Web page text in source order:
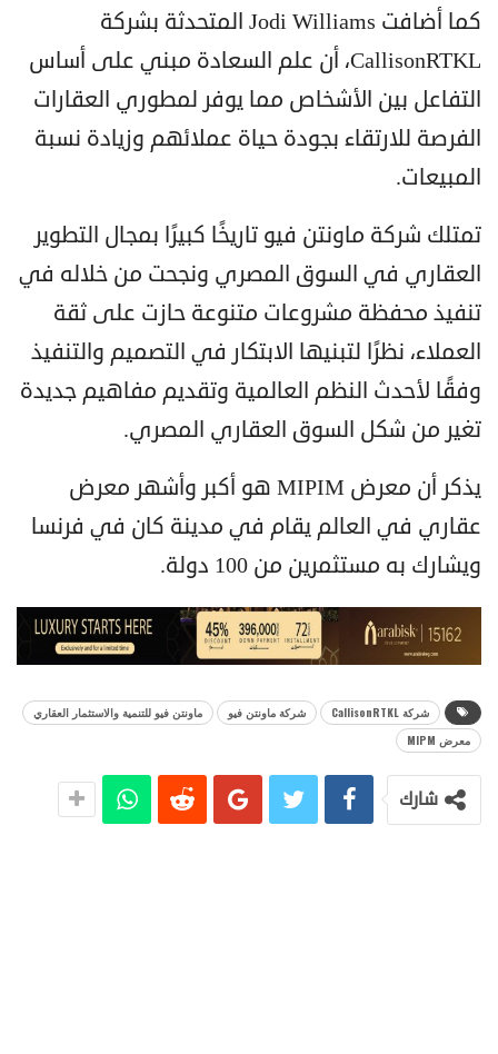
كما أضافت Jodi Williams المتحدثة بشركة
CallisonRTKL، أن علم السعادة مبني على أساس
التفاعل بين الأشخاص مما يوفر لمطوري العقارات
الفرصة للارتقاء بجودة حياة عملائهم وزيادة نسبة
المبيعات.
تمتلك شركة ماونتن فيو تاريخًا كبيرًا بمجال التطوير
العقاري في السوق المصري ونجحت من خلاله في
تنفيذ محفظة مشروعات متنوعة حازت على ثقة
العملاء، نظرًا لتبنيها الابتكار في التصميم والتنفيذ
وفقًا لأحدث النظم العالمية وتقديم مفاهيم جديدة
تغير من شكل السوق العقاري المصري.
يذكر أن معرض MIPIM هو أكبر وأشهر معرض
عقاري في العالم يقام في مدينة كان في فرنسا
ويشارك به مستثمرين من 100 دولة.
شركة CallisonRTKL شركة ماونتن فيو
ماونتن فيو للتنمية والاستثمار العقاري
معرض MIPM
شارك